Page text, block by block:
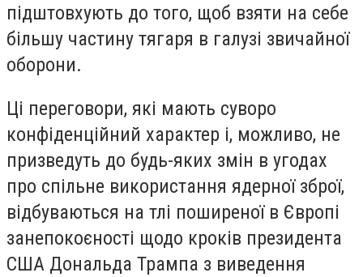
підштовхують до того, щоб взяти на себе
більшу частину тягаря в галузі звичайної
оборони.
Ці переговори, які мають суворо
конфіденційний характер і, можливо, не
призведуть до будь-яких змін в угодах
про спільне використання ядерної зброї,
відбуваються на тлі поширеної в Європі
занепокоєності щодо кроків президента
США Дональда Трампа з виведення